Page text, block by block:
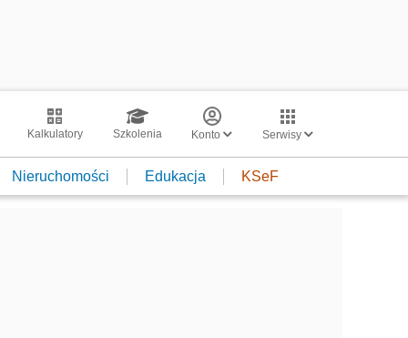
Kalkulatory Szkolenia Konto Serwisy
Nieruchomości Edukacja KSeF